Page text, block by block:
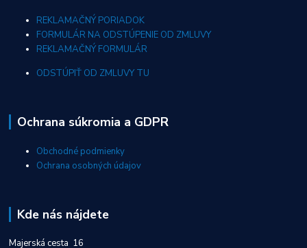
REKLAMAČNÝ PORIADOK
FORMULÁR NA ODSTÚPENIE OD ZMLUVY
REKLAMAČNÝ FORMULÁR
ODSTÚPIŤ OD ZMLUVY TU
Ochrana súkromia a GDPR
Obchodné podmienky
Ochrana osobných údajov
Kde nás nájdete
Majerská cesta 16